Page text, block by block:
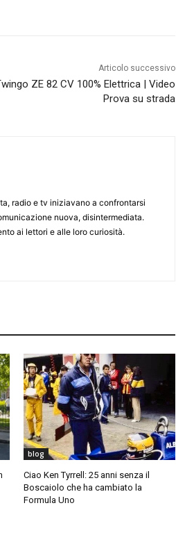
Articolo successivo
ZE 82 CV 100% Elettrica | Video
Prova su strada
radio e tv iniziavano a confrontarsi
nuova, disintermediata.
ai lettori e alle loro curiosità.
blog
Ciao Ken Tyrrell: 25 anni senza il
Boscaiolo che ha cambiato la
Formula Uno